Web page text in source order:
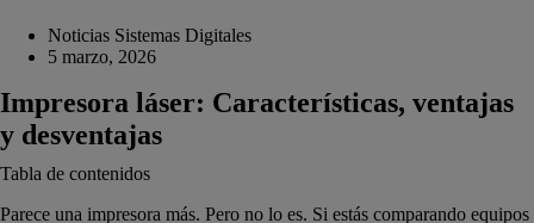
Noticias Sistemas Digitales
5 marzo, 2026
Impresora láser: Características, ventajas
y desventajas
Tabla de contenidos
Parece una impresora más. Pero no lo es. Si estás comparando equipos